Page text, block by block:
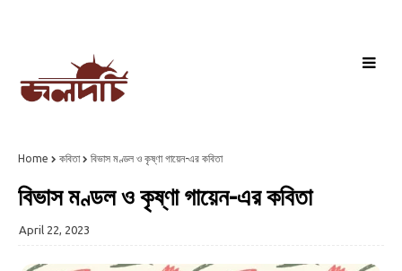
Home কবিতা বিভাস মণ্ডল ও কৃষ্ণা গায়েন-এর কবিতা
বিভাস মণ্ডল ও কৃষ্ণা গায়েন-এর কবিতা
April 22, 2023